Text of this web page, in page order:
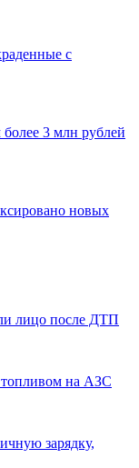
с
3 млн рублей
новых
лицо после ДТП
топливом на АЗС
зарядку,